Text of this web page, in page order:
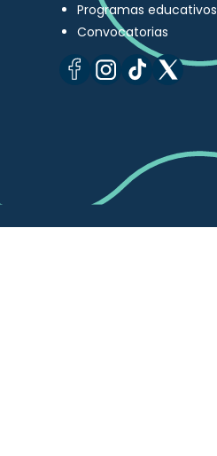
Programas educativos
Convocatorias